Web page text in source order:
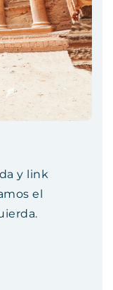
y link
el